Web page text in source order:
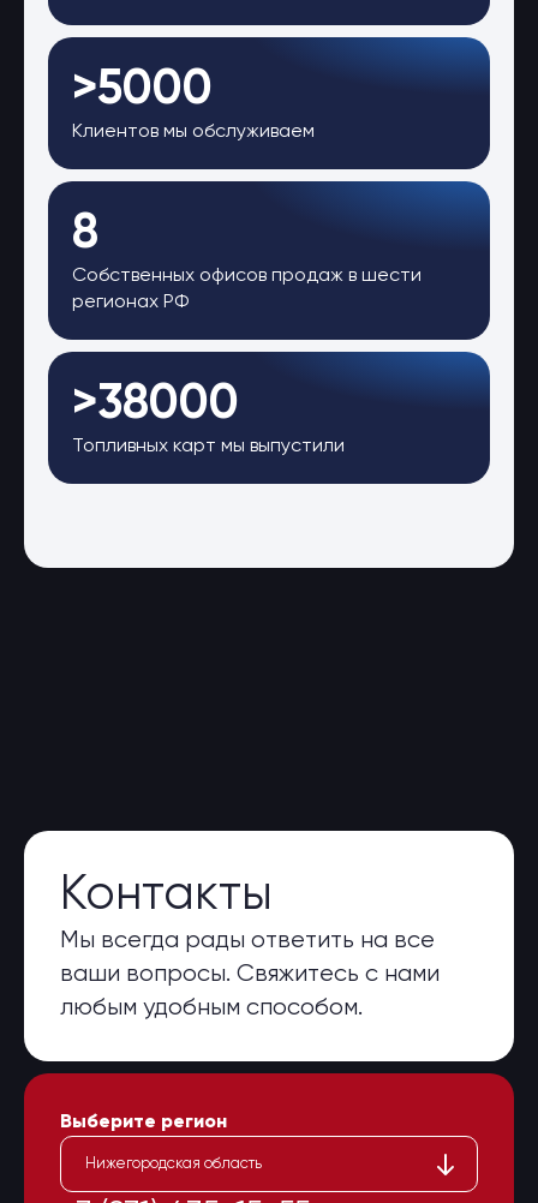
>5000
Клиентов мы обслуживаем
8
Собственных офисов продаж в шести
регионах РФ
>38000
Топливных карт мы выпустили
Контакты
Мы всегда рады ответить на все
ваши вопросы. Свяжитесь с нами
любым удобным способом.
Выберите регион
Нижегородская область